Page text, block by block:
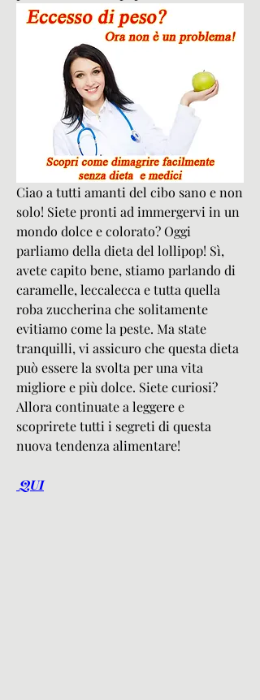
Ciao a tutti amanti del cibo sano e non
solo! Siete pronti ad immergervi in un
mondo dolce e colorato? Oggi
parliamo della dieta del lollipop! Sì,
avete capito bene, stiamo parlando di
caramelle, leccalecca e tutta quella
roba zuccherina che solitamente
evitiamo come la peste. Ma state
tranquilli, vi assicuro che questa dieta
può essere la svolta per una vita
migliore e più dolce. Siete curiosi?
Allora continuate a leggere e
scoprirete tutti i segreti di questa
nuova tendenza alimentare!
QUI